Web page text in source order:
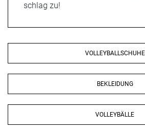
schlag zu!
VOLLEYBALLSCHUHE
BEKLEIDUNG
VOLLEYBÄLLE